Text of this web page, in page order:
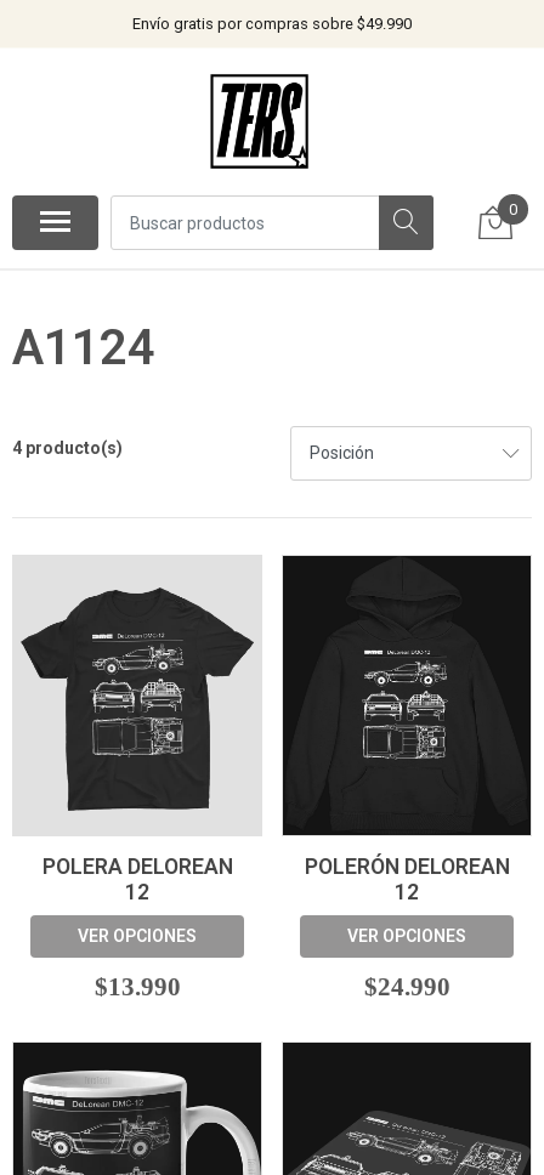
Envío gratis por compras sobre $49.990
0
A1124
4 producto(s)
POLERA DELOREAN
12
VER OPCIONES
$13.990
POLERÓN DELOREAN
12
VER OPCIONES
$24.990